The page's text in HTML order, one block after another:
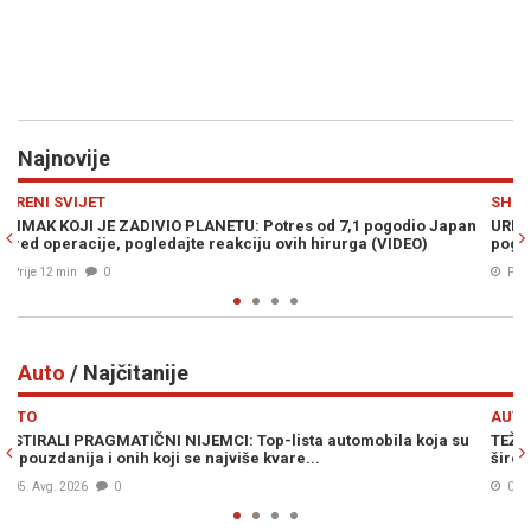
Najnovije
SHOW
URNEBESNO: Novi "izum" u trans bacio pivopije širom svijeta,
pogledajte kako radi...
Prije 13 min
Auto / Najčitanije
su
TEŽAK UDARAC AUTOMOBILSKOM DIVU: Povlači se 40.000
širom svijeta, poznat i razlog...
06. Avg. 2026